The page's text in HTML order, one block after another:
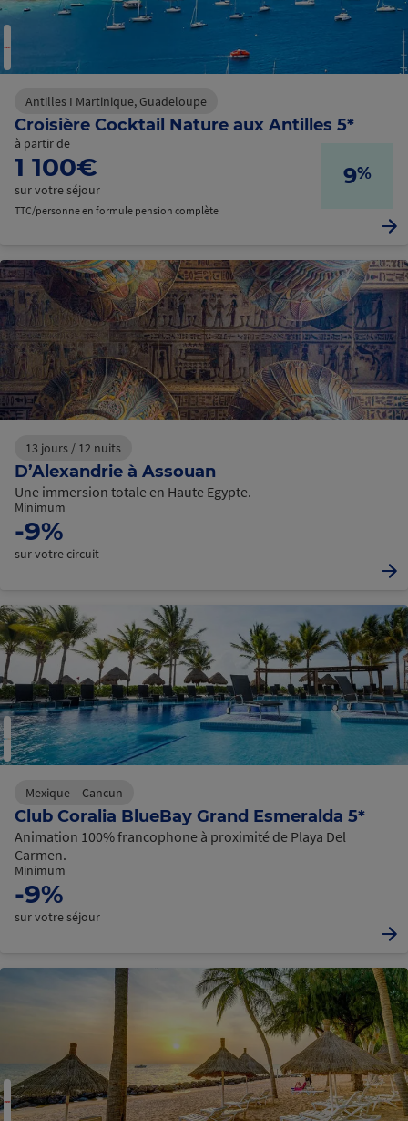
Antilles I Martinique, Guadeloupe
Croisière Cocktail Nature aux Antilles 5*
à partir de
1 100€
sur votre séjour
TTC/personne en formule pension complète
9%
13 jours / 12 nuits
D’Alexandrie à Assouan
Une immersion totale en Haute Egypte.
Minimum
-9%
sur votre circuit
Mexique – Cancun
Club Coralia BlueBay Grand Esmeralda 5*
Animation 100% francophone à proximité de Playa Del
Carmen.
Minimum
-9%
sur votre séjour
C
h
a
r
g
e
m
en
t
e
n
c
o
u
rs